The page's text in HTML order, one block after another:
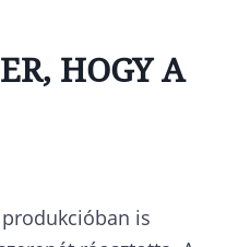
HOGY A
is